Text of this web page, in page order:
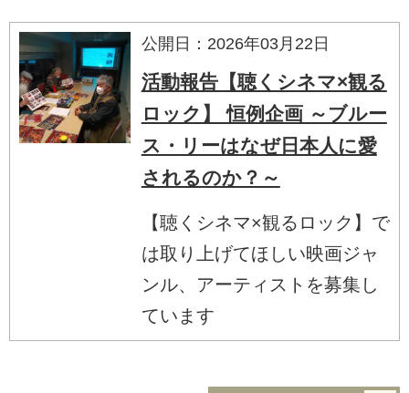
公開日：2026年03月22日
活動報告【聴くシネマ×観る
ロック】 恒例企画 ～ブルー
ス・リーはなぜ日本人に愛
されるのか？～
【聴くシネマ×観るロック】で
は取り上げてほしい映画ジャ
ンル、アーティストを募集し
ています